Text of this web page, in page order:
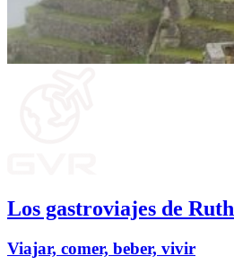
Los gastroviajes de Ruth
Viajar, comer, beber, vivir